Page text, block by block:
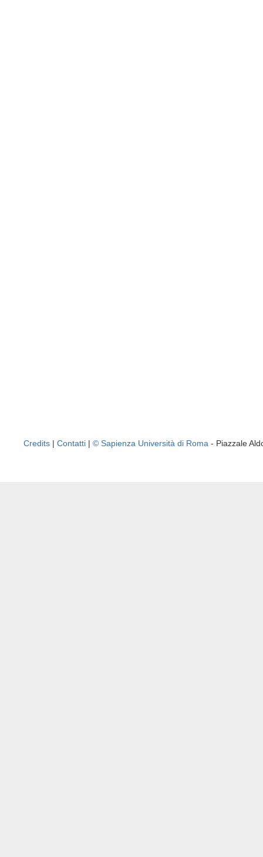
Credits | Contatti | © Sapienza Università di Roma - Piazzale